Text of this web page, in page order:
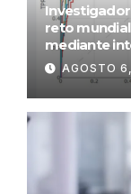
reto
mediante
AGOSTO